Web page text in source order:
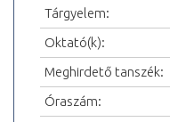
Tárgyelem:
Oktató(k):
Meghirdető tanszék:
Óraszám: